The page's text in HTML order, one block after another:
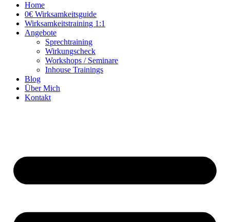
Home
0€ Wirksamkeitsguide
Wirksamkeitstraining 1:1
Angebote
Sprechtraining
Wirkungscheck
Workshops / Seminare
Inhouse Trainings
Blog
Über Mich
Kontakt